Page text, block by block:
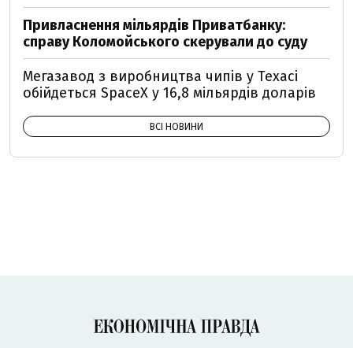
Привласнення мільярдів Приватбанку:
справу Коломойського скерували до суду
Мегазавод з виробництва чипів у Техасі
обійдеться SpaceX у 16,8 мільярдів доларів
ВСІ НОВИНИ